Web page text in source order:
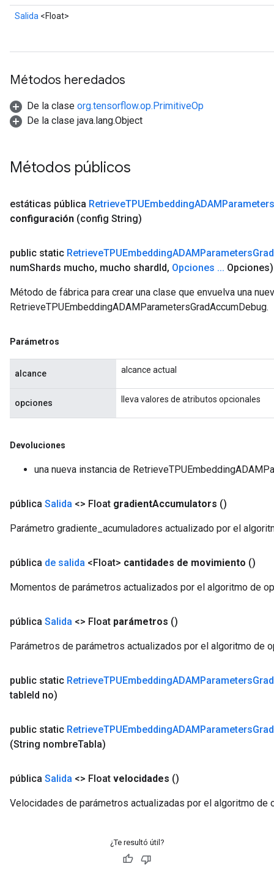
Salida <Float>
Métodos heredados
De la clase org.tensorflow.op.PrimitiveOp
De la clase java.lang.Object
Métodos públicos
estáticas pública RetrieveTPUEmbeddingADAMParameters
configuración (config String)
public static RetrieveTPUEmbeddingADAMParametersGrad
numShards mucho, mucho shardId, Opciones ... Opciones)
Método de fábrica para crear una clase que envuelva una
RetrieveTPUEmbeddingADAMParametersGradAccumDebug.
Parámetros
alcance alcance actual
opciones lleva valores de atributos opcionales
Devoluciones
una nueva instancia de
pública Salida <> Float gradientAccumulators ()
Parámetro gradiente_acumuladores actualizado por el
pública de salida <Float> cantidades de movimiento ()
Momentos de parámetros actualizados por el algoritmo de
pública Salida <> Float parámetros ()
Parámetros de parámetros actualizados por el algoritmo de
public static RetrieveTPUEmbeddingADAMParametersGrad
tableId no)
public static RetrieveTPUEmbeddingADAMParametersGrad
(String nombreTabla)
pública Salida <> Float velocidades ()
Velocidades de parámetros actualizadas por el algoritmo de
¿Te resultó útil?